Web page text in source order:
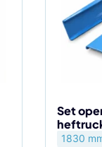
Set
1830
Deze
optie
kan
gekozen
de